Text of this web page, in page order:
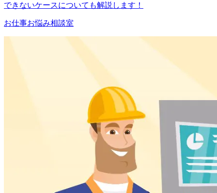
できないケースについても解説します！
お仕事お悩み相談室